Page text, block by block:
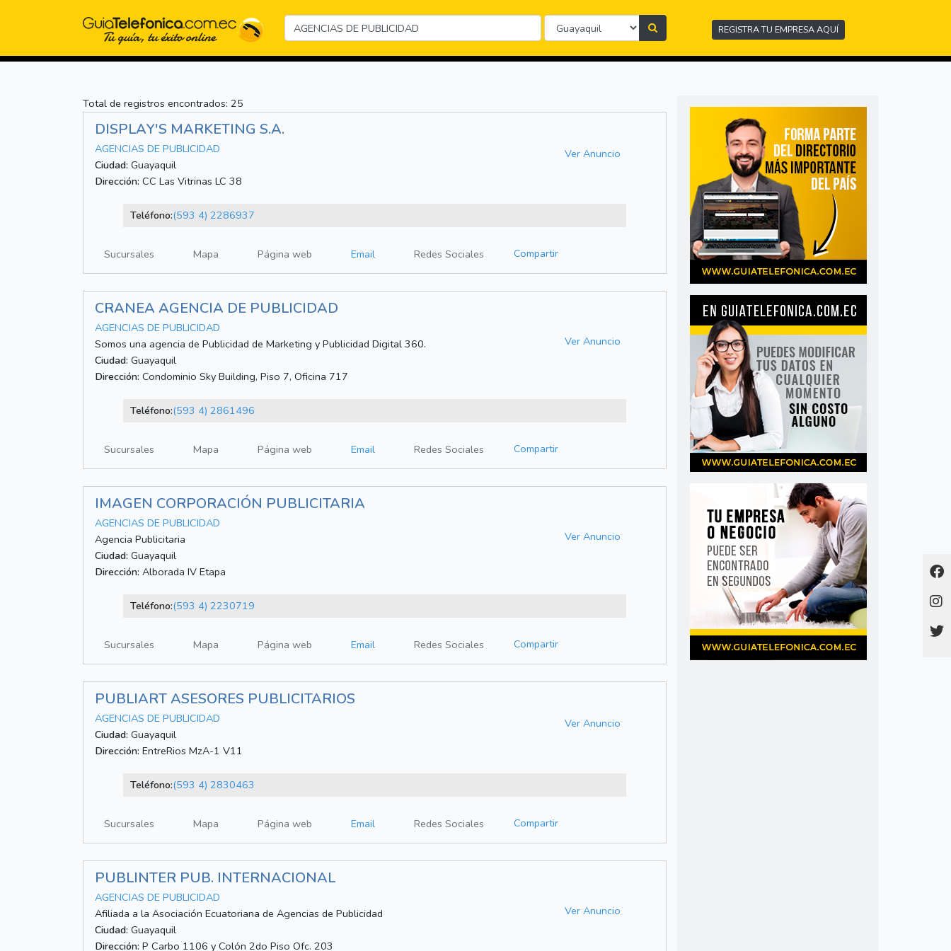
REGISTRA TU EMPRESA AQUÍ
Total de registros encontrados: 25
DISPLAY'S MARKETING S.A.
AGENCIAS DE PUBLICIDAD
Ciudad: Guayaquil
Dirección: CC Las Vitrinas LC 38
Ver Anuncio
Teléfono:(593 4) 2286937
Sucursales Mapa Página web Email Redes Sociales Compartir
CRANEA AGENCIA DE PUBLICIDAD
AGENCIAS DE PUBLICIDAD
Somos una agencia de Publicidad de Marketing y Publicidad Digital 360.
Ciudad: Guayaquil
Dirección: Condominio Sky Building, Piso 7, Oficina 717
Ver Anuncio
Teléfono:(593 4) 2861496
Sucursales Mapa Página web Email Redes Sociales Compartir
IMAGEN CORPORACIÓN PUBLICITARIA
AGENCIAS DE PUBLICIDAD
Agencia Publicitaria
Ciudad: Guayaquil
Dirección: Alborada IV Etapa
Ver Anuncio
Teléfono:(593 4) 2230719
Sucursales Mapa Página web Email Redes Sociales Compartir
PUBLIART ASESORES PUBLICITARIOS
AGENCIAS DE PUBLICIDAD
Ciudad: Guayaquil
Dirección: EntreRios MzA-1 V11
Ver Anuncio
Teléfono:(593 4) 2830463
Sucursales Mapa Página web Email Redes Sociales Compartir
PUBLINTER PUB. INTERNACIONAL
AGENCIAS DE PUBLICIDAD
Afiliada a la Asociación Ecuatoriana de Agencias de Publicidad
Ciudad: Guayaquil
Dirección: P Carbo 1106 y Colón 2do Piso Ofc. 203
Ver Anuncio